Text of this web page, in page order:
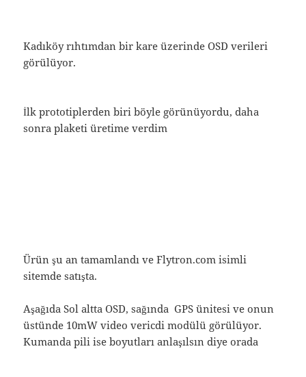
Kadıköy rıhtımdan bir kare üzerinde OSD verileri
görülüyor.
İlk prototiplerden biri böyle görünüyordu, daha
sonra plaketi üretime verdim
Ürün şu an tamamlandı ve Flytron.com isimli
sitemde satışta.
Aşağıda Sol altta OSD, sağında GPS ünitesi ve onun
üstünde 10mW video vericdi modülü görülüyor.
Kumanda pili ise boyutları anlaşılsın diye orada